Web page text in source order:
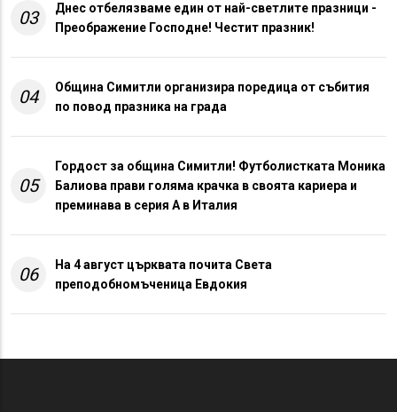
03
Днес отбелязваме един от най-светлите празници -
Преображение Господне! Честит празник!
04
Община Симитли организира поредица от събития
по повод празника на града
05
Гордост за община Симитли! Футболистката Моника
Балиова прави голяма крачка в своята кариера и
преминава в серия А в Италия
06
На 4 август църквата почита Света
преподобномъченица Евдокия